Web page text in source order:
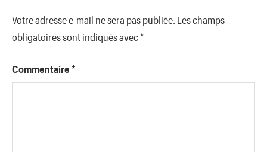
Votre adresse e-mail ne sera pas publiée. Les champs
obligatoires sont indiqués avec*
Commentaire *